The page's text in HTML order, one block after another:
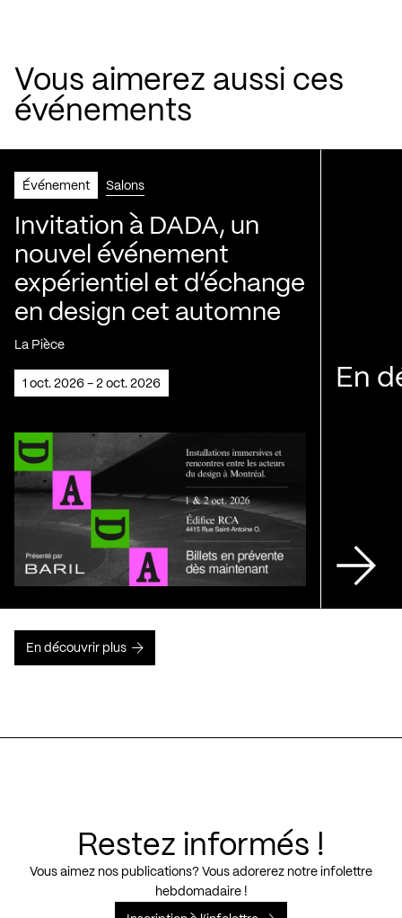
Vous aimerez aussi ces
événements
Événement Salons
Invitation à DADA, un
nouvel événement
expérientiel et d’échange
en design cet automne
La Pièce
1 oct. 2026 - 2 oct. 2026 En
En découvrir plus
Restez informés !
Vous aimez nos publications? Vous adorerez notre infolettre
hebdomadaire !